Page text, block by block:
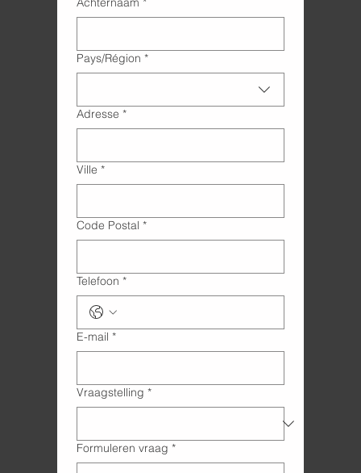
Adres met meerdere regels
Pays/Région *
Adresse *
Ville *
Code Postal *
Telefoon *
E-mail *
Vraagstelling *
Formuleren vraag *